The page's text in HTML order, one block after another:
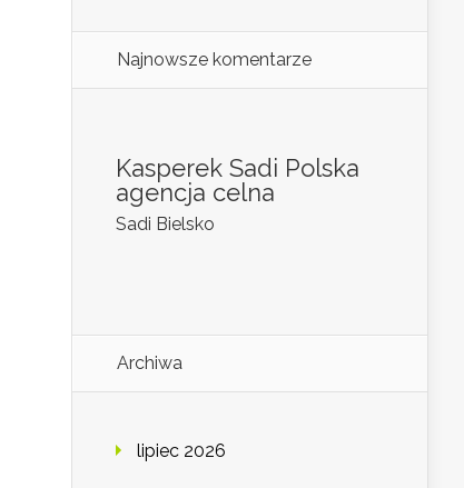
Najnowsze komentarze
Kasperek Sadi Polska
agencja celna
Sadi Bielsko
Archiwa
lipiec 2026